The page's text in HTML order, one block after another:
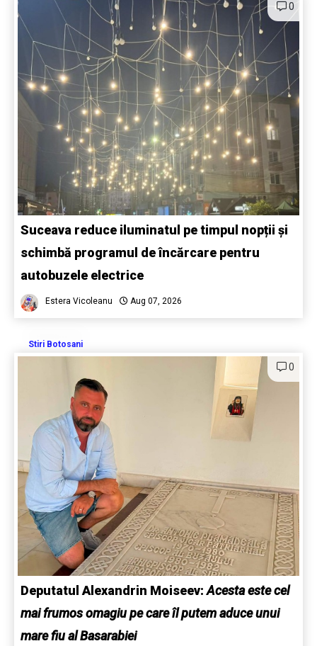
0
Suceava reduce iluminatul pe timpul nopții și
schimbă programul de încărcare pentru
autobuzele electrice
Estera Vicoleanu Aug 07, 2026
Stiri Botosani
0
Deputatul Alexandrin Moiseev:Acesta este cel
mai frumos omagiu pe care îl putem aduce unui
mare fiu al Basarabiei